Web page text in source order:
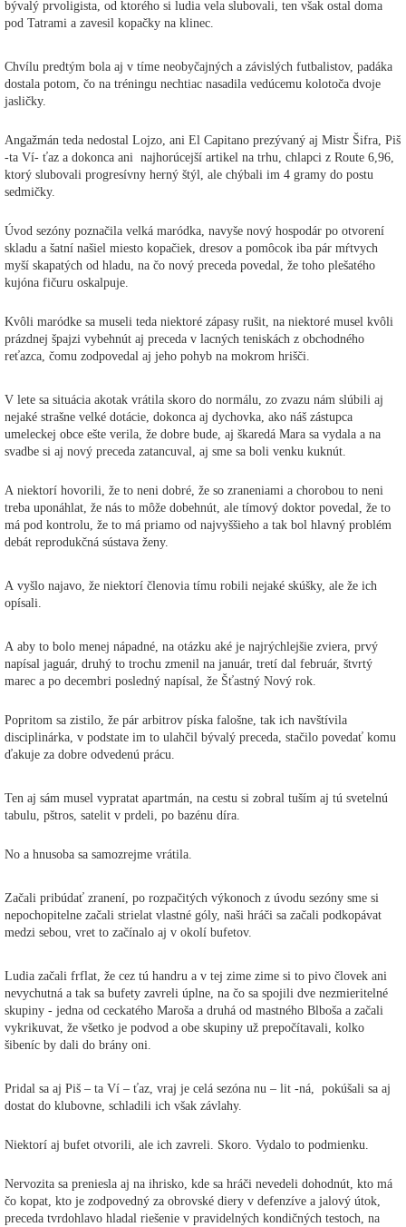
bývalý prvoligista, od ktorého si ludia vela slubovali, ten však ostal doma
pod Tatrami a zavesil kopačky na klinec.
Chvílu predtým bola aj v tíme neobyčajných a závislých futbalistov, padáka
dostala potom, čo na tréningu nechtiac nasadila vedúcemu kolotoča dvoje
jasličky.
Angažmán teda nedostal Lojzo, ani El Capitano prezývaný aj Mistr Šifra, Piš
-ta Ví- ťaz a dokonca ani najhorúcejší artikel na trhu, chlapci z Route 6,96,
ktorý slubovali progresívny herný štýl, ale chýbali im 4 gramy do postu
sedmičky.
Úvod sezóny poznačila velká maródka, navyše nový hospodár po otvorení
skladu a šatní našiel miesto kopačiek, dresov a pomôcok iba pár mŕtvych
myší skapatých od hladu, na čo nový preceda povedal, že toho plešatého
kujóna fičuru oskalpuje.
Kvôli maródke sa museli teda niektoré zápasy rušit, na niektoré musel kvôli
prázdnej špajzi vybehnút aj preceda v lacných teniskách z obchodného
reťazca, čomu zodpovedal aj jeho pohyb na mokrom hrišči.
V lete sa situácia akotak vrátila skoro do normálu, zo zvazu nám slúbili aj
nejaké strašne velké dotácie, dokonca aj dychovka, ako náš zástupca
umeleckej obce ešte verila, že dobre bude, aj škaredá Mara sa vydala a na
svadbe si aj nový preceda zatancuval, aj sme sa boli venku kuknút.
A niektorí hovorili, že to neni dobré, že so zraneniami a chorobou to neni
treba uponáhlat, že nás to môže dobehnút, ale tímový doktor povedal, že to
má pod kontrolu, že to má priamo od najvyššieho a tak bol hlavný problém
debát reprodukčná sústava ženy.
A vyšlo najavo, že niektorí členovia tímu robili nejaké skúšky, ale že ich
opísali.
A aby to bolo menej nápadné, na otázku aké je najrýchlejšie zviera, prvý
napísal jaguár, druhý to trochu zmenil na január, tretí dal február, štvrtý
marec a po decembri posledný napísal, že Šťastný Nový rok.
Popritom sa zistilo, že pár arbitrov píska falošne, tak ich navštívila
disciplinárka, v podstate im to ulahčil bývalý preceda, stačilo povedať komu
ďakuje za dobre odvedenú prácu.
Ten aj sám musel vypratat apartmán, na cestu si zobral tuším aj tú svetelnú
tabulu, pštros, satelit v prdeli, po bazénu díra.
No a hnusoba sa samozrejme vrátila.
Začali pribúdať zranení, po rozpačitých výkonoch z úvodu sezóny sme si
nepochopitelne začali strielat vlastné góly, naši hráči sa začali podkopávat
medzi sebou, vret to začínalo aj v okolí bufetov.
Ludia začali frflat, že cez tú handru a v tej zime zime si to pivo človek ani
nevychutná a tak sa bufety zavreli úplne, na čo sa spojili dve nezmieritelné
skupiny - jedna od ceckatého Maroša a druhá od mastného Blboša a začali
vykrikuvat, že všetko je podvod a obe skupiny už prepočítavali, kolko
šibeníc by dali do brány oni.
Pridal sa aj Piš – ta Ví – ťaz, vraj je celá sezóna nu – lit -ná, pokúšali sa aj
dostat do klubovne, schladili ich však závlahy.
Niektorí aj bufet otvorili, ale ich zavreli. Skoro. Vydalo to podmienku.
Nervozita sa preniesla aj na ihrisko, kde sa hráči nevedeli dohodnút, kto má
čo kopat, kto je zodpovedný za obrovské diery v defenzíve a jalový útok,
preceda tvrdohlavo hladal riešenie v pravidelných kondičných testoch, na